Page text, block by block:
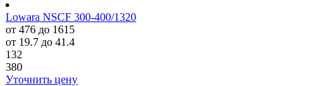
Lowara NSCF 300-400/1320
от 476 до 1615
от 19.7 до 41.4
132
380
Уточнить цену